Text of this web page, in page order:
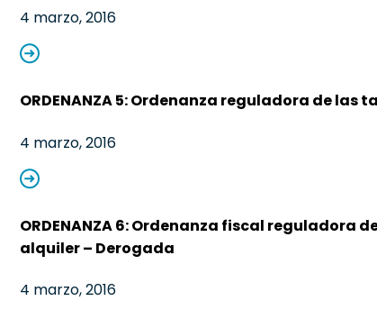
4 marzo, 2016
ORDENANZA 5: Ordenanza reguladora de
4 marzo, 2016
ORDENANZA 6: Ordenanza fiscal reguladora
alquiler – Derogada
4 marzo, 2016